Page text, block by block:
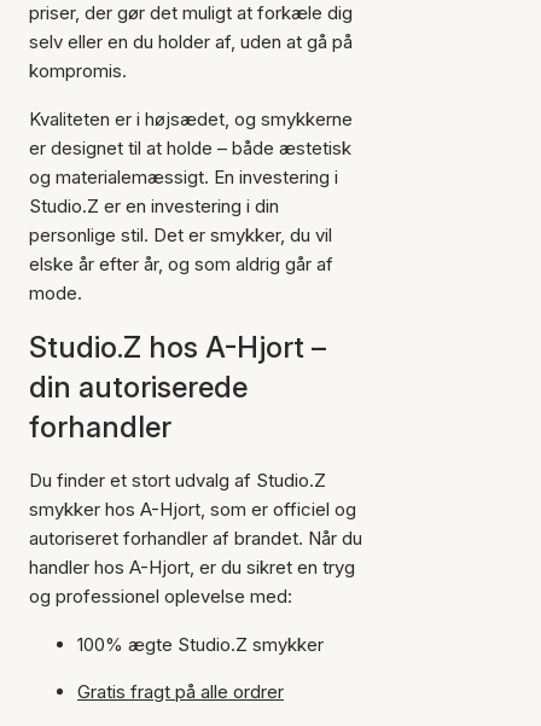
priser, der gør det muligt at forkæle dig
selv eller en du holder af, uden at gå på
kompromis.
Kvaliteten er i højsædet, og smykkerne
er designet til at holde – både æstetisk
og materialemæssigt. En investering i
Studio.Z er en investering i din
personlige stil. Det er smykker, du vil
elske år efter år, og som aldrig går af
mode.
Studio.Z hos A-Hjort –
din autoriserede
forhandler
Du finder et stort udvalg af Studio.Z
smykker hos A-Hjort, som er officiel og
autoriseret forhandler af brandet. Når du
handler hos A-Hjort, er du sikret en tryg
og professionel oplevelse med:
100% ægte Studio.Z smykker
Gratis fragt på alle ordrer